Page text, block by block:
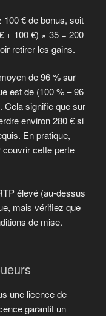
€ de bonus, soit
+ 100 €) × 35 = 200
retirer les gains.
de 96 % sur
est de (100 % – 96
. Cela signifie que sur
environ 280 € si
En pratique,
cette perte
élevé (au-dessus
mais vérifiez que
de mise.
une licence de
garantit un